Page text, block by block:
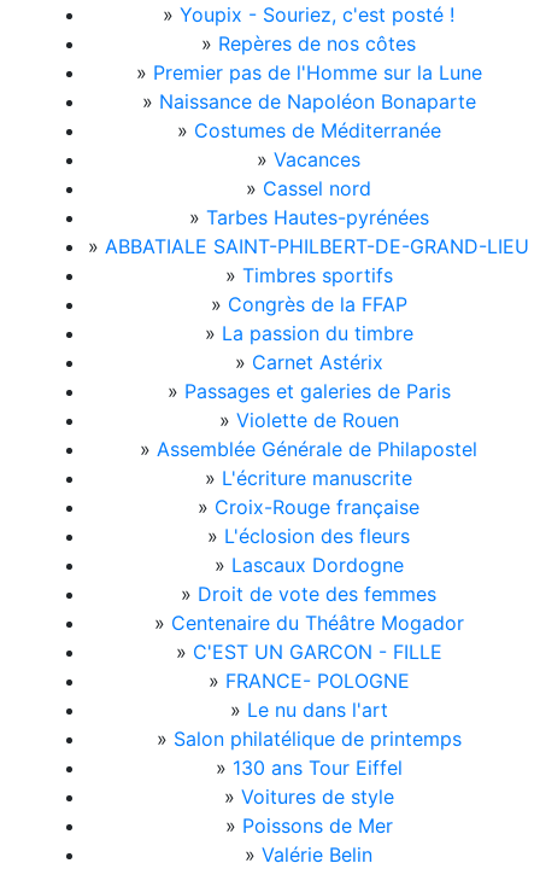
» Youpix - Souriez, c'est posté !
» Repères de nos côtes
» Premier pas de l'Homme sur la Lune
» Naissance de Napoléon Bonaparte
» Costumes de Méditerranée
» Vacances
» Cassel nord
» Tarbes Hautes-pyrénées
» ABBATIALE SAINT-PHILBERT-DE-GRAND-LIEU
» Timbres sportifs
» Congrès de la FFAP
» La passion du timbre
» Carnet Astérix
» Passages et galeries de Paris
» Violette de Rouen
» Assemblée Générale de Philapostel
» L'écriture manuscrite
» Croix-Rouge française
» L'éclosion des fleurs
» Lascaux Dordogne
» Droit de vote des femmes
» Centenaire du Théâtre Mogador
» C'EST UN GARCON - FILLE
» FRANCE- POLOGNE
» Le nu dans l'art
» Salon philatélique de printemps
» 130 ans Tour Eiffel
» Voitures de style
» Poissons de Mer
» Valérie Belin